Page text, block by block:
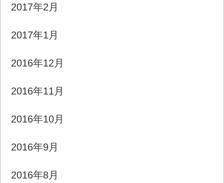
2017年2月
2017年1月
2016年12月
2016年11月
2016年10月
2016年9月
2016年8月